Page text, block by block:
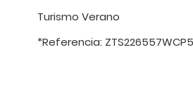
Turismo Verano
*Referencia: